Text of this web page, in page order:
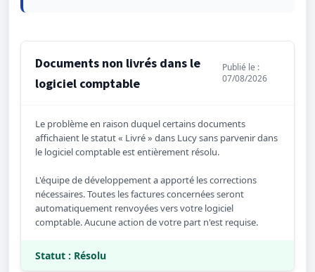
Documents non livrés dans le
logiciel comptable
Publié le :
07/08/2026
Le problème en raison duquel certains documents
affichaient le statut « Livré » dans Lucy sans parvenir dans
le logiciel comptable est entièrement résolu.
L'équipe de développement a apporté les corrections
nécessaires. Toutes les factures concernées seront
automatiquement renvoyées vers votre logiciel
comptable. Aucune action de votre part n'est requise.
Statut : Résolu